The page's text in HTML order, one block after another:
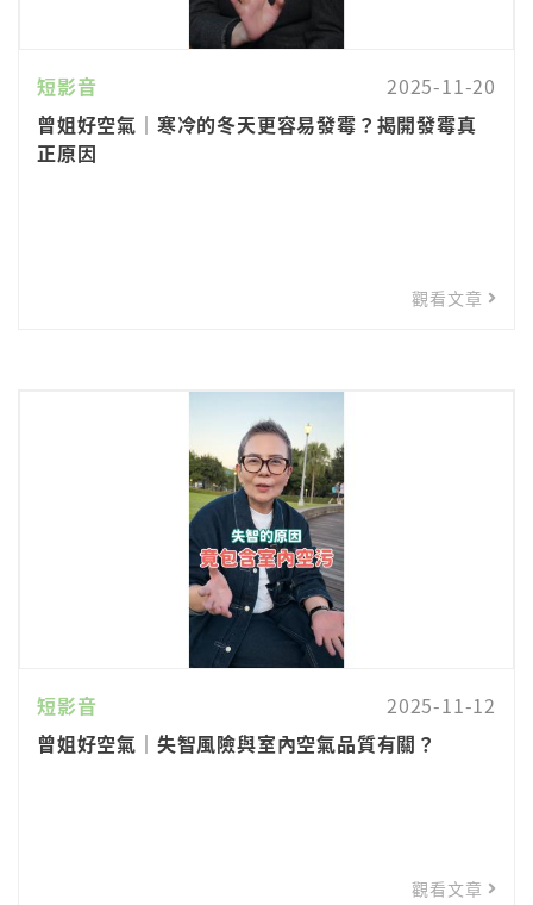
短影音
2025-11-20
曾姐好空氣｜寒冷的冬天更容易發霉？揭開發霉真
正原因
觀看文章
短影音
2025-11-12
曾姐好空氣｜失智風險與室內空氣品質有關？
觀看文章